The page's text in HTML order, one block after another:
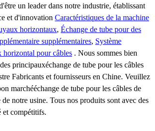
un leader dans notre industrie, établissant
et d'innovation Caractéristiques de la machine
horizontaux, Échange de tube pour des
supplémentaires, Système
horizontal pour câbles . Nous sommes bien
principauxéchange de tube pour les câbles
Fabricants et fournisseurs en Chine. Veuillez
marchééchange de tube pour les câbles de
de notre usine. Tous nos produits sont avec des
et compétitifs.